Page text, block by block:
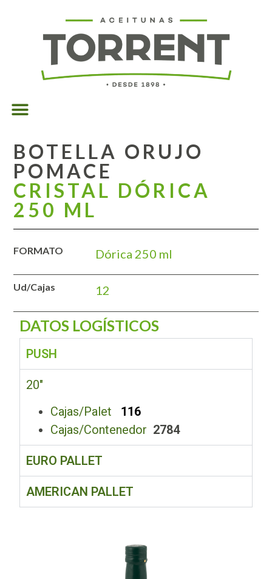
BOTELLA ORUJO
POMACE
CRISTAL DÓRICA
250 ML
FORMATO Dórica 250 ml
Ud/Cajas 12
DATOS LOGÍSTICOS
PUSH
20″
Cajas/Palet 116
Cajas/Contenedor 2784
EURO PALLET
AMERICAN PALLET